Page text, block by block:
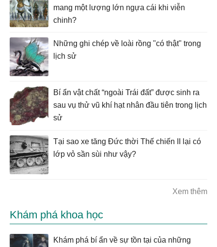
mang một lượng lớn ngựa cái khi viễn
chinh?
Những ghi chép về loài rồng "có thật" trong
lịch sử
Bí ẩn vật chất “ngoài Trái đất” được sinh ra
sau vụ thử vũ khí hạt nhân đầu tiên trong lịch
sử
Tại sao xe tăng Đức thời Thế chiến II lại có
lớp vỏ sần sùi như vậy?
Xem thêm
Khám phá khoa học
Khám phá bí ẩn về sự tồn tại của những